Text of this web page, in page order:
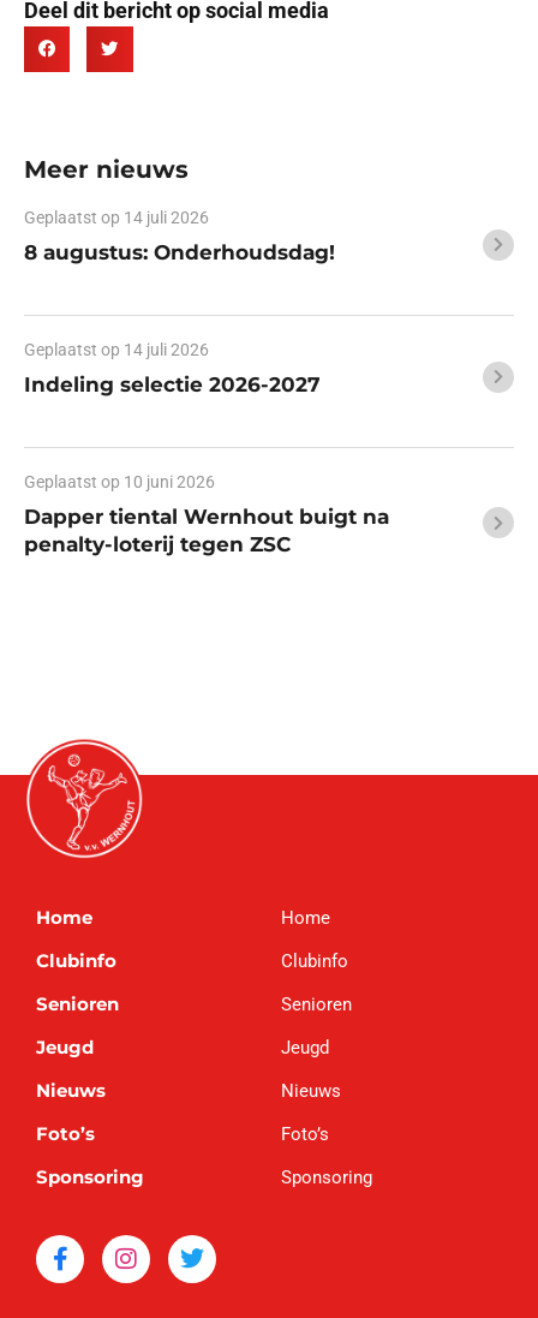
Deel dit bericht op social media
Meer nieuws
Geplaatst op 14 juli 2026
8 augustus: Onderhoudsdag!
Geplaatst op 14 juli 2026
Indeling selectie 2026-2027
Geplaatst op 10 juni 2026
Dapper tiental Wernhout buigt na
penalty-loterij tegen ZSC
Home
Clubinfo
Senioren
Jeugd
Nieuws
Foto’s
Sponsoring
Home
Clubinfo
Senioren
Jeugd
Nieuws
Foto’s
Sponsoring